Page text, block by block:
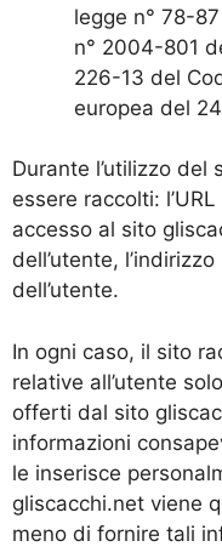
legge n° 78-
n° 2004-801
226-13 del
europea del
Durante l’utilizzo
essere raccolti:
accesso al sito
dell’utente,
dell’utente.
In ogni caso, il sito
relative all’utente
offerti dal sito
informazioni
le inserisce
gliscacchi.net viene
meno di fornire tali